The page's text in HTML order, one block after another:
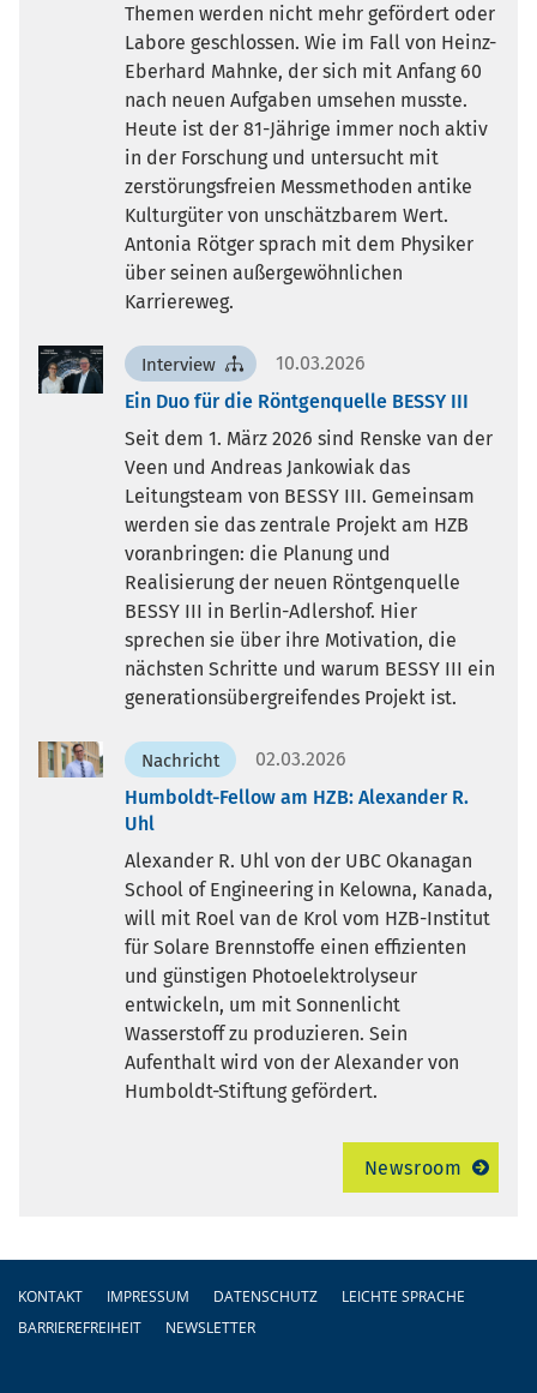
Themen werden nicht mehr gefördert oder
Labore geschlossen. Wie im Fall von Heinz-
Eberhard Mahnke, der sich mit Anfang 60
nach neuen Aufgaben umsehen musste.
Heute ist der 81-Jährige immer noch aktiv
in der Forschung und untersucht mit
zerstörungsfreien Messmethoden antike
Kulturgüter von unschätzbarem Wert.
Antonia Rötger sprach mit dem Physiker
über seinen außergewöhnlichen
Karriereweg.
Interview
10.03.2026
Ein Duo für die Röntgenquelle BESSY III
Seit dem 1. März 2026 sind Renske van der
Veen und Andreas Jankowiak das
Leitungsteam von BESSY III. Gemeinsam
werden sie das zentrale Projekt am HZB
voranbringen: die Planung und
Realisierung der neuen Röntgenquelle
BESSY III in Berlin-Adlershof. Hier
sprechen sie über ihre Motivation, die
nächsten Schritte und warum BESSY III ein
generationsübergreifendes Projekt ist.
Nachricht
02.03.2026
Humboldt-Fellow am HZB: Alexander R.
Uhl
Alexander R. Uhl von der UBC Okanagan
School of Engineering in Kelowna, Kanada,
will mit Roel van de Krol vom HZB-Institut
für Solare Brennstoffe einen effizienten
und günstigen Photoelektrolyseur
entwickeln, um mit Sonnenlicht
Wasserstoff zu produzieren. Sein
Aufenthalt wird von der Alexander von
Humboldt-Stiftung gefördert.
Newsroom
Fußzeile
KONTAKT IMPRESSUM DATENSCHUTZ
LEICHTE SPRACHE
BARRIEREFREIHEIT
NEWSLETTER